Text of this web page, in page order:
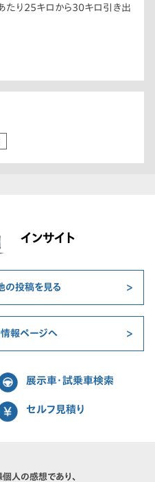
たり25キロから30キロ引き出
インサイト
の投稿を見る
報ページへ
展示車・試乗車検索
セルフ見積り
人の感想であり、